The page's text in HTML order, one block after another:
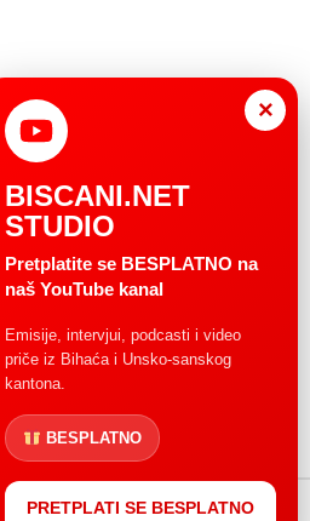
Impressum Uvjeti korištenja
×
BISCANI.NET
STUDIO
Pretplatite se BESPLATNO na
naš YouTube kanal
Emisije, intervjui, podcasti i video
priče iz Bihaća i Unsko-sanskog
kantona.
BESPLATNO
PRETPLATI SE BESPLATNO